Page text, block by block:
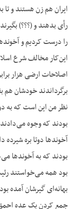
ایران هم زن هستند و تا
رأی بدهند و (؟؟؟)
را درست کردیم و
این‌کار مخالف شرع
اصلاحات ارضی هزار
برگرداندند خودشان هم
نظر من این است که به
بودند که وجوه
آخوندها دوتا بره شیرده
بودند که به آخوندها
بود همه می‌خواستند
بهانه‌ای گیرشان آمده
جمع کردن یک عده